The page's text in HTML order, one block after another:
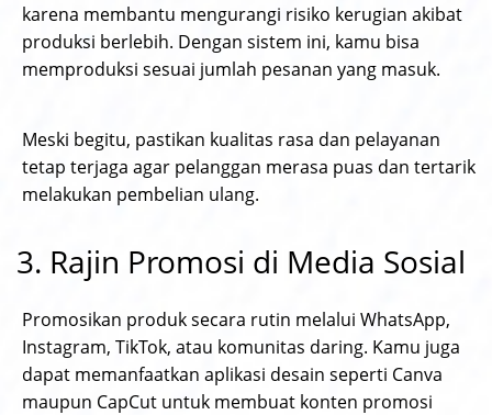
karena membantu mengurangi risiko kerugian akibat
produksi berlebih. Dengan sistem ini, kamu bisa
memproduksi sesuai jumlah pesanan yang masuk.
Meski begitu, pastikan kualitas rasa dan pelayanan
tetap terjaga agar pelanggan merasa puas dan tertarik
melakukan pembelian ulang.
3. Rajin Promosi di Media Sosial
Promosikan produk secara rutin melalui WhatsApp,
Instagram, TikTok, atau komunitas daring. Kamu juga
dapat memanfaatkan aplikasi desain seperti Canva
maupun CapCut untuk membuat konten promosi